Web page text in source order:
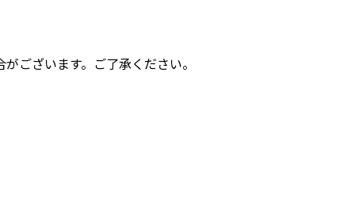
ございます。ご了承ください。